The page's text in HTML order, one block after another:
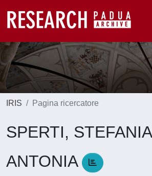
IRIS Pagina ricercatore
SPERTI, STEFANIA
ANTONIA